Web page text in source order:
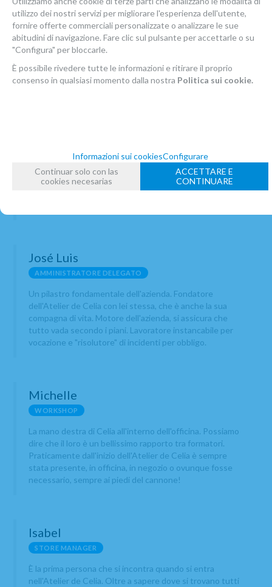
miglior trattamento.
Squadra
Buffet Crampon di Parigi, Celia ha iniziato a riparare
clarinetti e sassofoni nella sua città. Durante questo
periodo, ha acquisito una grande esperienza che l'ha
aiutata a creare l'Atelier de Celia, nato nel 2012. Da allora
José Luis
AMMINISTRATORE DELEGATO
Un pilastro fondamentale dell'azienda. Fondatore
dell'Atelier de Celia con lei stessa, che è anche la sua
compagna di vita. Motore dell'azienda, si assicura che
tutto vada secondo i piani. Lavoratore instancabile per
vocazione e "risolutore" di incidenti per obbligo.
Michelle
WORKSHOP
La mano destra di Celia all'interno dell'officina. Possiamo
dire che il loro è un bellissimo rapporto tra formatori.
Praticamente dall'inizio dell'Atelier de Celia è sempre
stata presente, in officina, in negozio o ovunque fosse
necessario, sempre ai piedi del cannone!
Isabel
STORE MANAGER
È la prima persona che si incontra quando si entra
nell'Atelier de Celia. Oltre a sapere dove si trovano tutti
utilizzo dei nostri servizi per migliorare l'esperienza dell'utente,
fornire offerte commerciali personalizzate o analizzare le sue
abitudini di navigazione. Fare clic sul pulsante per accettarle o su
"Configura" per bloccarle.
È possibile rivedere tutte le informazioni e ritirare il proprio
consenso in qualsiasi momento dalla nostra Politica sui cookie.
Informazioni sui cookiesConfigurare
Continuar solo con las
cookies necesarias
ACCETTARE E
CONTINUARE